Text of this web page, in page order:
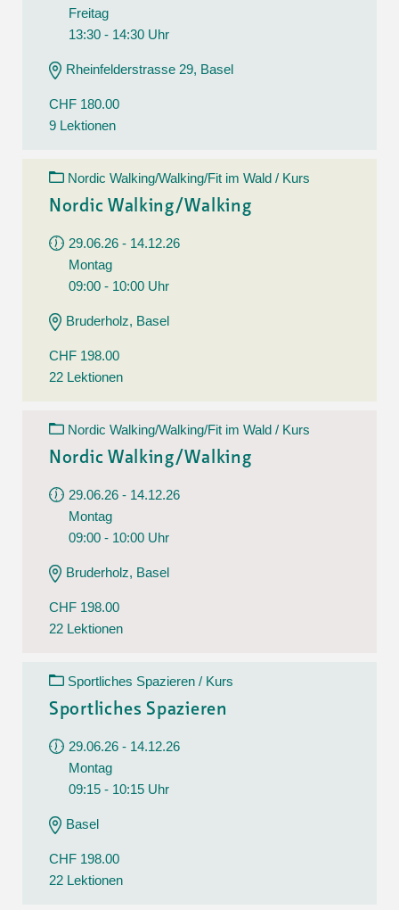
Freitag
13:30 - 14:30 Uhr
Rheinfelderstrasse 29, Basel
CHF 180.00
9 Lektionen
Nordic Walking/Walking/Fit im Wald / Kurs
Nordic Walking/Walking
29.06.26 - 14.12.26
Montag
09:00 - 10:00 Uhr
Bruderholz, Basel
CHF 198.00
22 Lektionen
Nordic Walking/Walking/Fit im Wald / Kurs
Nordic Walking/Walking
29.06.26 - 14.12.26
Montag
09:00 - 10:00 Uhr
Bruderholz, Basel
CHF 198.00
22 Lektionen
Sportliches Spazieren / Kurs
Sportliches Spazieren
29.06.26 - 14.12.26
Montag
09:15 - 10:15 Uhr
Basel
CHF 198.00
22 Lektionen